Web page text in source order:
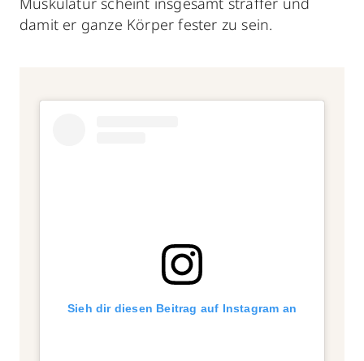
damit er ganze Körper fester zu sein.
Sieh dir diesen Beitrag auf Instagram an